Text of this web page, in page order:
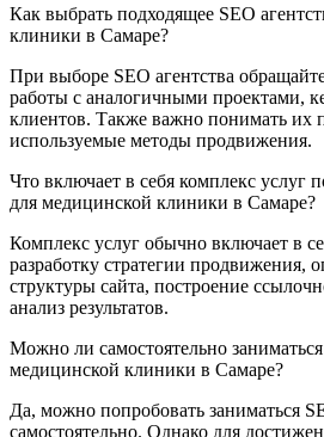
Как выбрать подходящее SEO
клиники в Самаре?
При выборе SEO агентства
работы с аналогичными проектами,
клиентов. Также важно понимать их
используемые методы продвижения.
Что включает в себя комплекс услуг
для медицинской клиники в Самаре?
Комплекс услуг обычно включает в
разработку стратегии продвижения,
структуры сайта, построение
анализ результатов.
Можно ли самостоятельно
медицинской клиники в Самаре?
Да, можно попробовать заниматься
самостоятельно. Однако для